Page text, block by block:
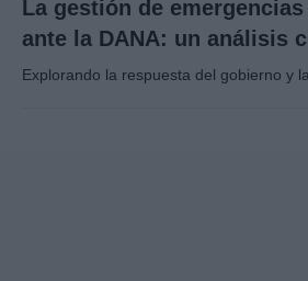
La gestión de
ante la DANA: un análisis
Explorando la respuesta del gobierno y